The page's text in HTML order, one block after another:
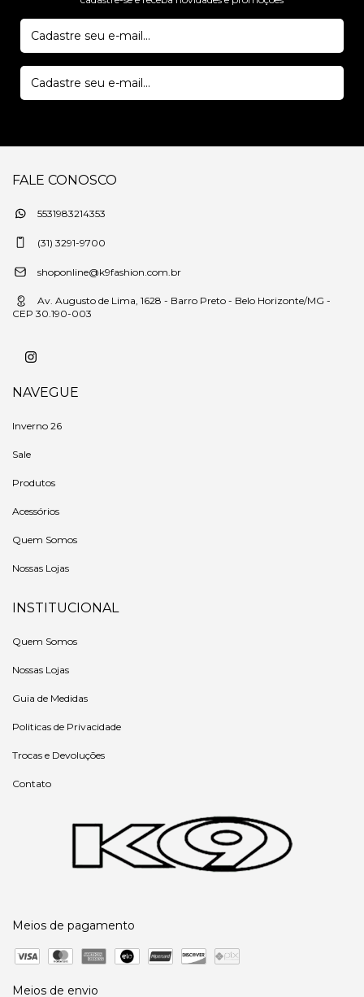
FALE CONOSCO
5531983214353
(31) 3291-9700
shoponline@k9fashion.com.br
Av. Augusto de Lima, 1628 - Barro Preto - Belo Horizonte/MG -
CEP 30.190-003
NAVEGUE
Inverno 26
Sale
Produtos
Acessórios
Quem Somos
Nossas Lojas
INSTITUCIONAL
Quem Somos
Nossas Lojas
Guia de Medidas
Politicas de Privacidade
Trocas e Devoluções
Contato
Meios de pagamento
Meios de envio